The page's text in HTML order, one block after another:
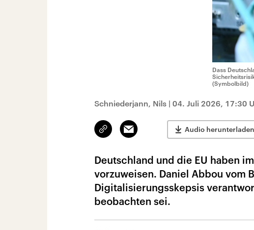
Dass
(Symbolbild)
Schniederjann, Nils | 04. Juli 2026, 17:30
Link
kopieren/teilen
Email Audio herunterladen
Deutschland und die EU haben
vorzuweisen. Daniel Abbou vom
Digitalisierungsskepsis
beobachten sei.